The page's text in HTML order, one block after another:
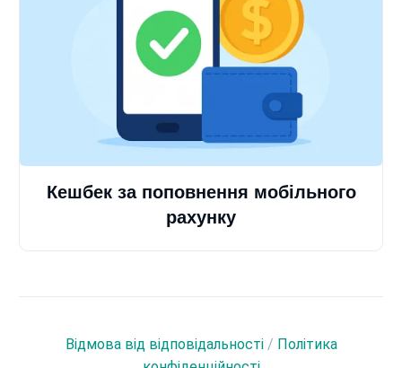
Кешбек за поповнення мобільного
рахунку
Відмова від відповідальності/ Політика